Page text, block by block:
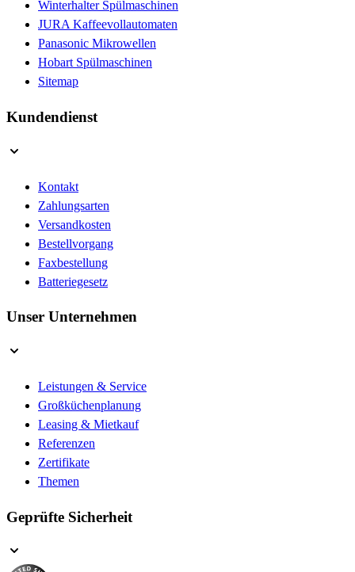
Winterhalter Spülmaschinen
JURA Kaffeevollautomaten
Panasonic Mikrowellen
Hobart Spülmaschinen
Sitemap
Kundendienst
Kontakt
Zahlungsarten
Versandkosten
Bestellvorgang
Faxbestellung
Batteriegesetz
Unser Unternehmen
Leistungen & Service
Großküchenplanung
Leasing & Mietkauf
Referenzen
Zertifikate
Themen
Geprüfte Sicherheit